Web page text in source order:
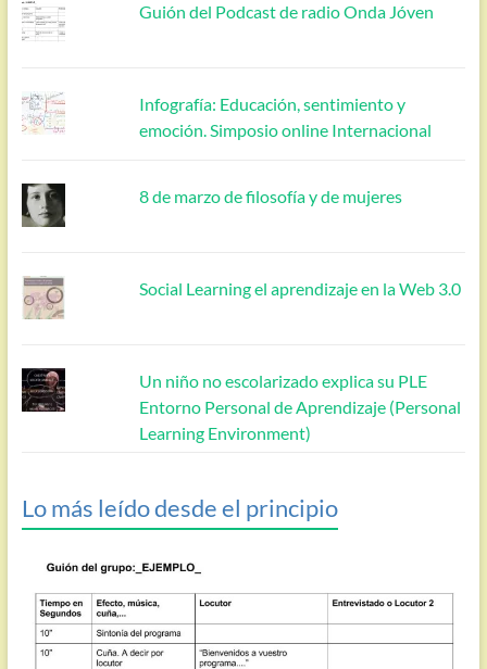
Guión del Podcast de radio Onda Jóven
Infografía: Educación, sentimiento y
emoción. Simposio online Internacional
8 de marzo de filosofía y de mujeres
Social Learning el aprendizaje en la Web 3.0
Un niño no escolarizado explica su PLE
Entorno Personal de Aprendizaje (Personal
Learning Environment)
Lo más leído desde el principio